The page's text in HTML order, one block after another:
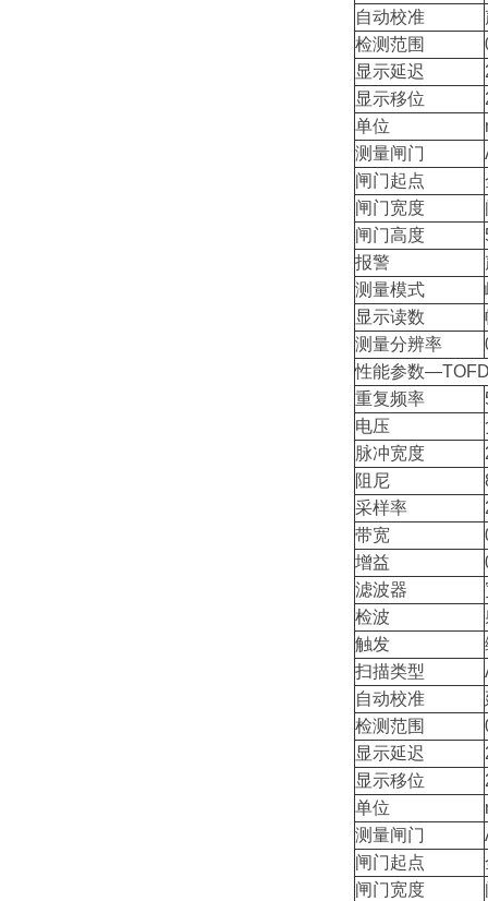
自动校准
检测范围
显示延迟
显示移位
单位
测量闸门
闸门起点
闸门宽度
闸门高度
报警
测量模式
显示读数
测量分辨率
性能参数
重复频率
电压
脉冲宽度
阻尼
采样率
带宽
增益
滤波器
检波
触发
扫描类型
自动校准
检测范围
显示延迟
显示移位
单位
测量闸门
闸门起点
闸门宽度